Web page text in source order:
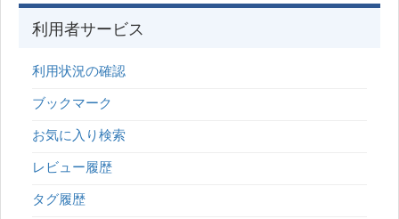
利用者サービス
利用状況の確認
ブックマーク
お気に入り検索
レビュー履歴
タグ履歴